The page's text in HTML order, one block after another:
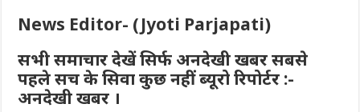
News Editor- (Jyoti Parjapati)
सभी समाचार देखें सिर्फ अनदेखी खबर सबसे
पहले सच के सिवा कुछ नहीं ब्यूरो रिपोर्टर :-
अनदेखी खबर ।